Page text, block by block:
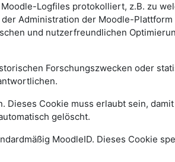
Logfiles protokolliert, z.B. zu
Administration der Moodle-
und nutzerfreundlichen
Forschungszwecken oder
Cookie muss erlaubt sein,
gelöscht.
MoodleID. Dieses Cookie